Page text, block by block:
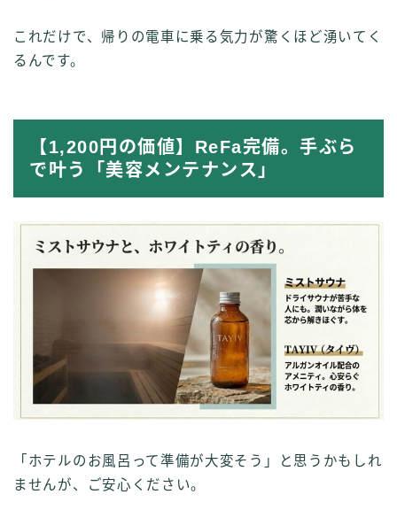
これだけで、帰りの電車に乗る気力が驚くほど湧いてく
るんです。
【1,200円の価値】ReFa完備。手ぶら
で叶う「美容メンテナンス」
「ホテルのお風呂って準備が大変そう」と思うかもしれ
ませんが、ご安心ください。